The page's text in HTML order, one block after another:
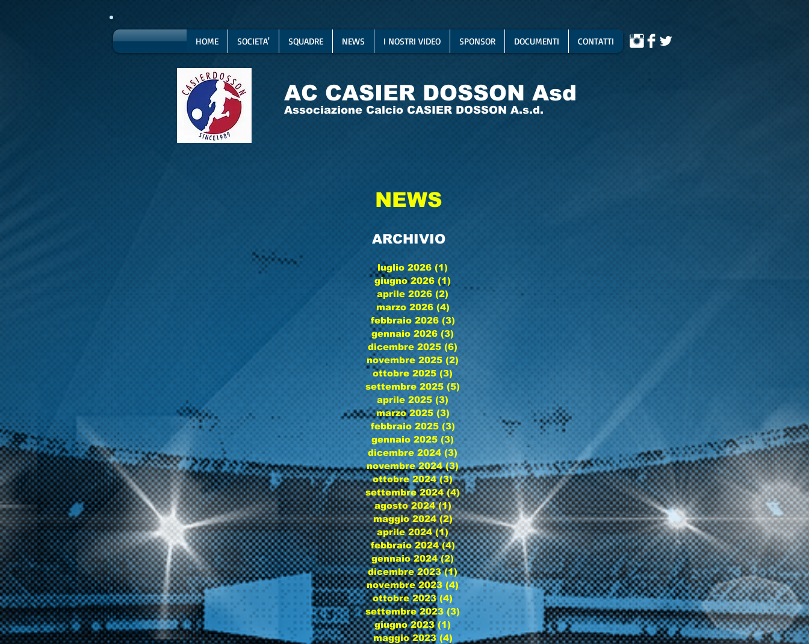
HOME SOCIETA' SQUADRE NEWS I NOSTRI VIDEO SPONSOR DOCUMENTI CONTATTI
AC CASIER DOSSON Asd
Associazione Calcio CASIER DOSSON A.s.d.
NEWS
ARCHIVIO
luglio 2026 (1) 1 post
giugno 2026 (1) 1 post
aprile 2026 (2)2 post
marzo 2026 (4)4 post
febbraio 2026 (3) 3 post
gennaio 2026 (3)3 post
dicembre 2025 (6)6 post
novembre 2025 (2)2 post
ottobre 2025 (3)3 post
settembre 2025 (5)5 post
aprile 2025 (3) 3 post
marzo 2025 (3) 3 post
febbraio 2025 (3)3 post
gennaio 2025 (3)3 post
dicembre 2024 (3)3 post
novembre 2024 (3)3 post
ottobre 2024 (3)3 post
settembre 2024 (4)4 post
agosto 2024 (1)1 post
maggio 2024 (2)2 post
aprile 2024 (1)1 post
febbraio 2024 (4)4 post
gennaio 2024 (2)2 post
dicembre 2023 (1)1 post
novembre 2023 (4)4 post
ottobre 2023 (4)4 post
settembre 2023 (3)3 post
giugno 2023 (1) 1 post
maggio 2023 (4) 4 post